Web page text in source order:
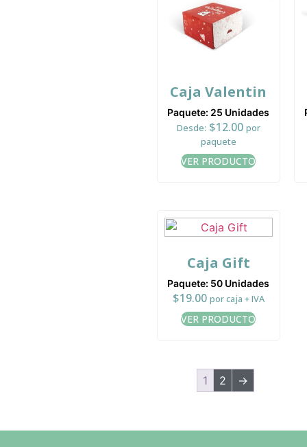
Caja Valentin
Paquete: 25 Unidades
Desde: $12.00 por
paquete
VER PRODUCTO
Caja Gift
Paquete: 50 Unidades
$19.00 por caja + IVA
VER PRODUCTO
1 2 →